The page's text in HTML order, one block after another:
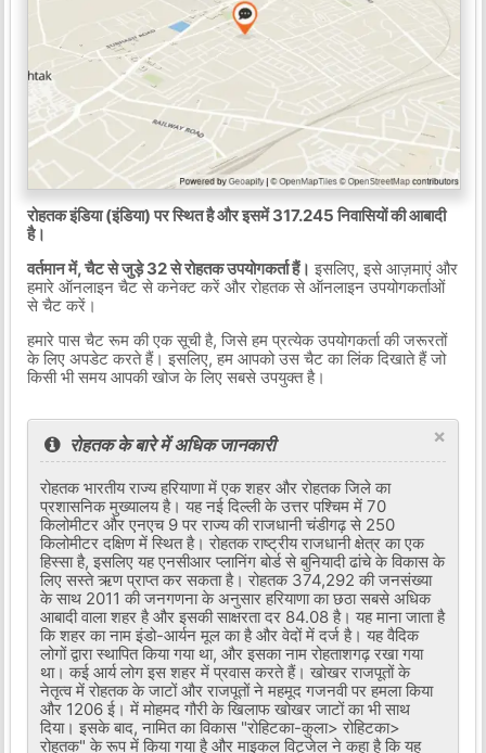
रोहतक इंडिया (इंडिया) पर स्थित है और इसमें 317.245 निवासियों की आबादी
है।
वर्तमान में, चैट से जुड़े 32 से रोहतक उपयोगकर्ता हैं। इसलिए, इसे आज़माएं और
हमारे ऑनलाइन चैट से कनेक्ट करें और रोहतक से ऑनलाइन उपयोगकर्ताओं
से चैट करें।
हमारे पास चैट रूम की एक सूची है, जिसे हम प्रत्येक उपयोगकर्ता की जरूरतों
के लिए अपडेट करते हैं। इसलिए, हम आपको उस चैट का लिंक दिखाते हैं जो
किसी भी समय आपकी खोज के लिए सबसे उपयुक्त है।
×
रोहतक के बारे में अधिक जानकारी
रोहतक भारतीय राज्य हरियाणा में एक शहर और रोहतक जिले का
प्रशासनिक मुख्यालय है। यह नई दिल्ली के उत्तर पश्चिम में 70
किलोमीटर और एनएच 9 पर राज्य की राजधानी चंडीगढ़ से 250
किलोमीटर दक्षिण में स्थित है। रोहतक राष्ट्रीय राजधानी क्षेत्र का एक
हिस्सा है, इसलिए यह एनसीआर प्लानिंग बोर्ड से बुनियादी ढांचे के विकास के
लिए सस्ते ऋण प्राप्त कर सकता है। रोहतक 374,292 की जनसंख्या
के साथ 2011 की जनगणना के अनुसार हरियाणा का छठा सबसे अधिक
आबादी वाला शहर है और इसकी साक्षरता दर 84.08 है। यह माना जाता है
कि शहर का नाम इंडो-आर्यन मूल का है और वेदों में दर्ज है। यह वैदिक
लोगों द्वारा स्थापित किया गया था, और इसका नाम रोहताशगढ़ रखा गया
था। कई आर्य लोग इस शहर में प्रवास करते हैं। खोखर राजपूतों के
नेतृत्व में रोहतक के जाटों और राजपूतों ने महमूद गजनवी पर हमला किया
और 1206 ई। में मोहमद गौरी के खिलाफ खोखर जाटों का भी साथ
दिया। इसके बाद, नामित का विकास "रोहिटका-कुला> रोहिटका>
रोहतक" के रूप में किया गया है और माइकल विट्जेल ने कहा है कि यह